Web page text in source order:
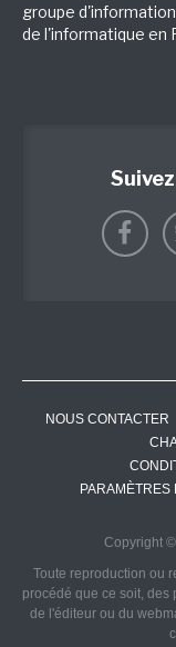
groupe
de l'informatique en
NOUS CONTACTER
PARAMÈTRES
Copyright
Toute reproduction ou
procédé que ce soit, des
de l'éditeur ou du